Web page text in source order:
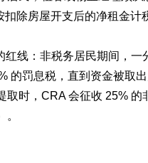
除房屋开支后的净租金计
线：非税务居民期间，一
的罚息税，直到资金被取
时，CRA 会征收 25% 的